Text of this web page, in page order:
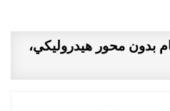
بدون محور هيدروليكي،